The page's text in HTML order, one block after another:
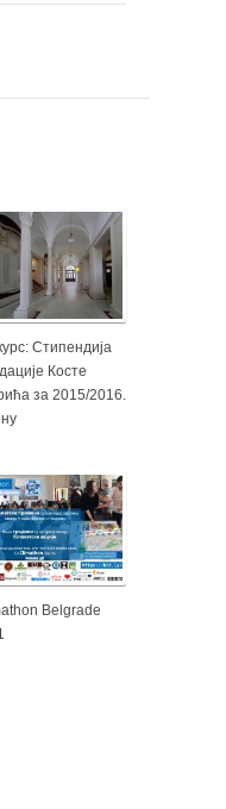
Стипендија
Косте
за 2015/2016.
Belgrade